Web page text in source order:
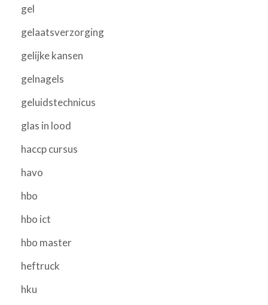
gel
gelaatsverzorging
gelijke kansen
gelnagels
geluidstechnicus
glas in lood
haccp cursus
havo
hbo
hbo ict
hbo master
heftruck
hku